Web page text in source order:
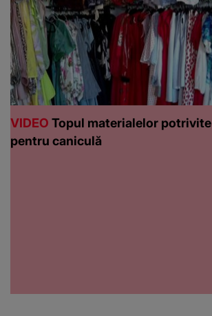
VIDEO Topul materialelor potrivite
pentru caniculă